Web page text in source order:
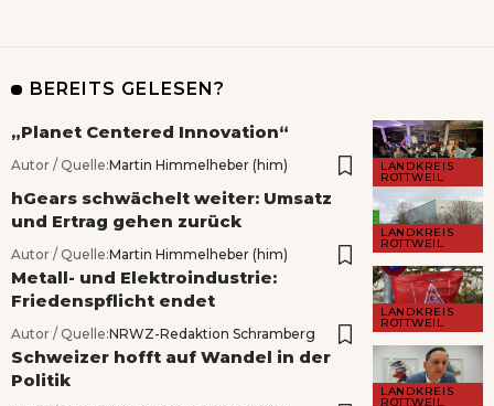
BEREITS GELESEN?
LANDKREIS
ROTTWEIL
„Planet Centered Innovation“
Autor / Quelle:Martin Himmelheber (him)
LANDKREIS
ROTTWEIL
hGears schwächelt weiter: Umsatz
und Ertrag gehen zurück
Autor / Quelle:Martin Himmelheber (him)
LANDKREIS
ROTTWEIL
Metall- und Elektroindustrie:
Friedenspflicht endet
Autor / Quelle:NRWZ-Redaktion Schramberg
LANDKREIS
ROTTWEIL
Schweizer hofft auf Wandel in der
Politik